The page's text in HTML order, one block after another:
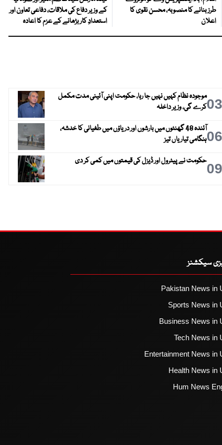
طرز بنانے کا منصوبہ، محسن نقوی کا
اعلان
کے وزیر دفاع کی ملاقات، دفاعی تعاون اور
استعدادِ کار بڑھانے کے عزم کا اعادہ
03موجودہ نظام کہیں نہیں جا رہا، حکومت اپنی آئینی مدت مکمل
کرے گی، وزیر داخلہ
06
آئندہ 48 گھنٹوں میں بارشوں اور دریاؤں میں طغیانی کا خدشہ،
ہنگامی تیاریاں تیز
09حکومت نے پیٹرول اور ڈیزل کی قیمتوں میں کمی کر دی
سیکشنز
Pakistan News in
Sports News in
Business News in
Tech News in
Entertainment News in
Health News in
Hum News